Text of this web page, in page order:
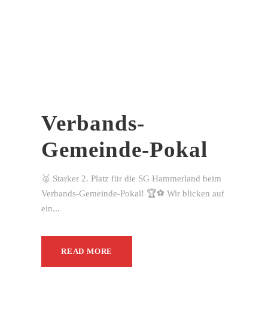
Verbands-
Gemeinde-Pokal
🥈 Starker 2. Platz für die SG Hammerland beim
Verbands-Gemeinde-Pokal! 🏆⚽ Wir blicken auf
ein...
READ MORE